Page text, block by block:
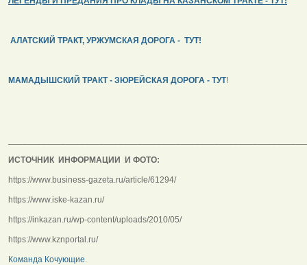
АЛАТСКИЙ ТРАКТ, УРЖУМСКАЯ ДОРОГА - ТУТ!
МАМАДЫШСКИЙ ТРАКТ - ЗЮРЕЙСКАЯ ДОРОГА - ТУТ!
ИСТОЧНИК ИНФОРМАЦИИ И ФОТО:
https://www.business-gazeta.ru/article/61294/
https://www.iske-kazan.ru/
https://inkazan.ru/wp-content/uploads/2010/05/
https://www.kznportal.ru/
Команда Кочующие.